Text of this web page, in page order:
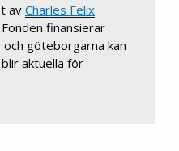
av Charles Felix
Fonden finansierar
göteborgarna kan
aktuella för